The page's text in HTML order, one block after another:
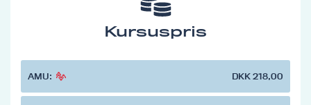
Kursuspris
AMU: DKK 218,00